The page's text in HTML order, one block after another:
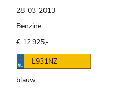
28-03-2013
Benzine
€ 12.925,-
L931NZ
blauw